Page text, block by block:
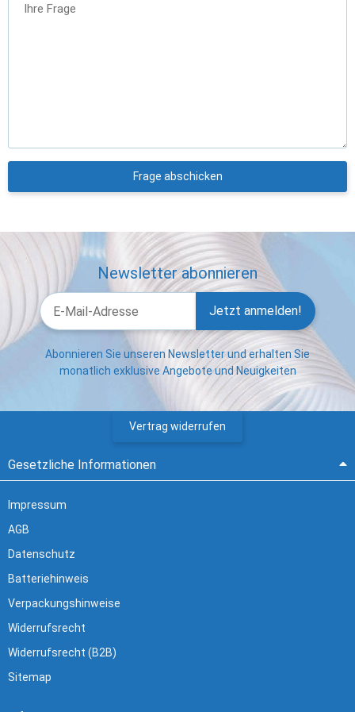
Ihre Frage
Frage abschicken
Newsletter abonnieren
Jetzt anmelden!
Abonnieren Sie unseren Newsletter und erhalten Sie
monatlich exklusive Angebote und Neuigkeiten
Vertrag widerrufen
Gesetzliche Informationen
Impressum
AGB
Datenschutz
Batteriehinweis
Verpackungshinweise
Widerrufsrecht
Widerrufsrecht (B2B)
Sitemap